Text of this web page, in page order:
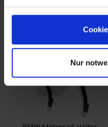
Nur
Kunden haben sich ebenfalls